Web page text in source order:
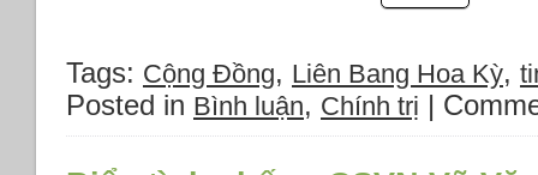
Trung
Quốc
bị
điều
tra
Tags: Cộng Đồng, Liên Bang Hoa Kỳ,
Posted in Bình luận, Chính trị |